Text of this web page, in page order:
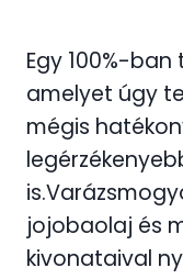
Egy 100%-
amelyet úgy
mégis
jojobaolaj és
kivonataival